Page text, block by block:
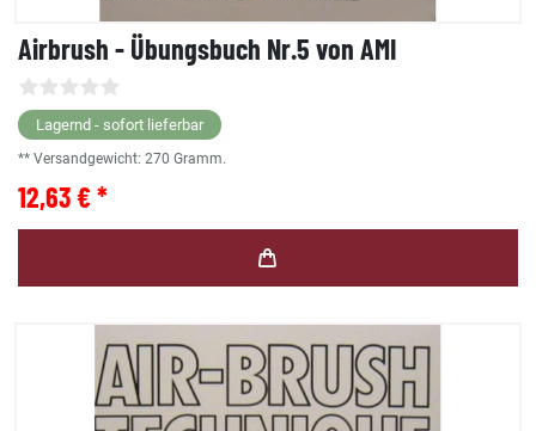
Airbrush - Übungsbuch Nr.5 von AMI
Lagernd - sofort lieferbar
** Versandgewicht: 270 Gramm.
12,63 € *